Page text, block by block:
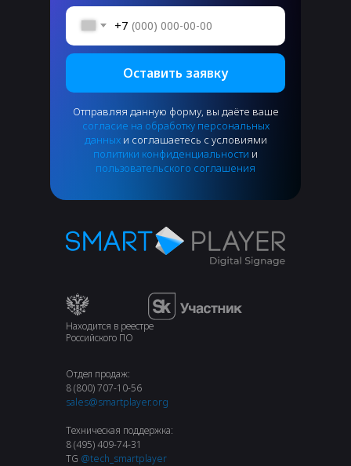
Находится в реестре
Российского ПО
+7
Оставить заявку
Отправляя данную форму, вы даёте ваше
согласие на обработку персональных
данныхи соглашаетесь с условиями
политики конфиденциальности и
пользовательского соглашения
Отдел продаж:
8 (800) 707-10-56
sales@smartplayer.org
Техническая поддержка:
8 (495) 409-74-31
TG @tech_smartplayer